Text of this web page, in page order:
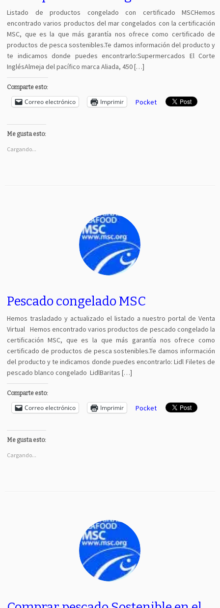
Listado de productos congelado con certificado MSCHemos
encontrado varios productos del mar congelados con la certificación
MSC, que es la que más garantía nos ofrece como certificado de
productos de pesca sostenibles.Te damos información del producto y
te indicamos donde puedes encontrarlo:Supermercados El Corte
InglésAlmeja del pacífico marca Aliada, 450 […]
Comparte esto:
Correo electrónico Imprimir Pocket
Me gusta esto:
Cargando...
Pescado congelado MSC
Hemos trasladado y actualizado el listado a nuestro portal de Venta
Virtual Hemos encontrado varios productos de pescado congelado la
certificación MSC, que es la que más garantía nos ofrece como
certificado de productos de pesca sostenibles.Te damos información
del producto y te indicamos donde puedes encontrarlo: Lidl Filetes de
pescado blanco congelado LidlBaritas […]
Comparte esto:
Correo electrónico Imprimir Pocket
Me gusta esto:
Cargando...